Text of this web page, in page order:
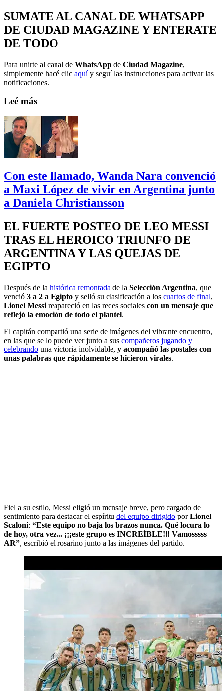
SUMATE AL CANAL DE WHATSAPP
DE CIUDAD MAGAZINE Y ENTERATE
DE TODO
Para unirte al canal de WhatsApp de Ciudad Magazine,
simplemente hacé clic aquíy seguí las instrucciones para activar las
notificaciones.
Leé más
Con este llamado, Wanda Nara convenció
a Maxi López de vivir en Argentina junto
a Daniela Christiansson
EL FUERTE POSTEO DE LEO MESSI
TRAS EL HEROICO TRIUNFO DE
ARGENTINA Y LAS QUEJAS DE
EGIPTO
Después de la histórica remontada de la Selección Argentina, que
venció 3 a 2 a Egipto y selló su clasificación a los cuartos de final,
Lionel Messi reapareció en las redes sociales con un mensaje que
reflejó la emoción de todo el plantel.
El capitán compartió una serie de imágenes del vibrante encuentro,
en las que se lo puede ver junto a sus compañeros jugando y
celebrando una victoria inolvidable, y acompañó las postales con
unas palabras que rápidamente se hicieron virales.
Fiel a su estilo, Messi eligió un mensaje breve, pero cargado de
sentimiento para destacar el espíritu del equipo dirigido porLionel
Scaloni: “Este equipo no baja los brazos nunca. Qué locura lo
de hoy, otra vez... ¡¡¡este grupo es INCREÍBLE!!! Vamosssss
AR”, escribió el rosarino junto a las imágenes del partido.